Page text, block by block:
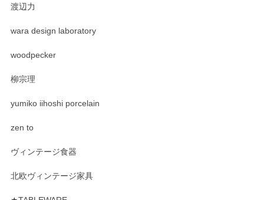
渡辺力
wara design laboratory
woodpecker
柳宗理
yumiko iihoshi porcelain
zen to
ヴィンテージ食器
北欧ヴィンテージ家具